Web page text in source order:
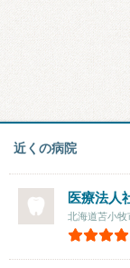
近くの病院
医療法人
北海道苫小牧